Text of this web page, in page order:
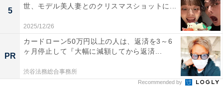
5
世、モデル美人妻とのクリスマスショットに...
2025/12/26
PR
カードローン50万円以上の人は、返済を3～6
ヶ月停止して『大幅に減額してから返済...
渋谷法務総合事務所
Recommended by